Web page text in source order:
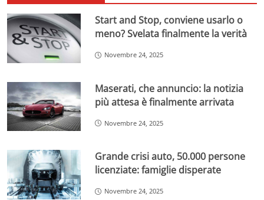
Start and Stop, conviene usarlo o
meno? Svelata finalmente la verità
Novembre 24, 2025
Maserati, che annuncio: la notizia
più attesa è finalmente arrivata
Novembre 24, 2025
Grande crisi auto, 50.000 persone
licenziate: famiglie disperate
Novembre 24, 2025